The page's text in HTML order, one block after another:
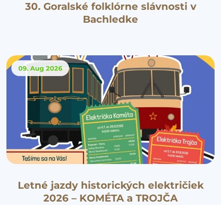
30. Goralské folklórne slávnosti v
Bachledke
09. Aug 2026
Letné jazdy historických električiek
2026 – KOMÉTA a TROJČA